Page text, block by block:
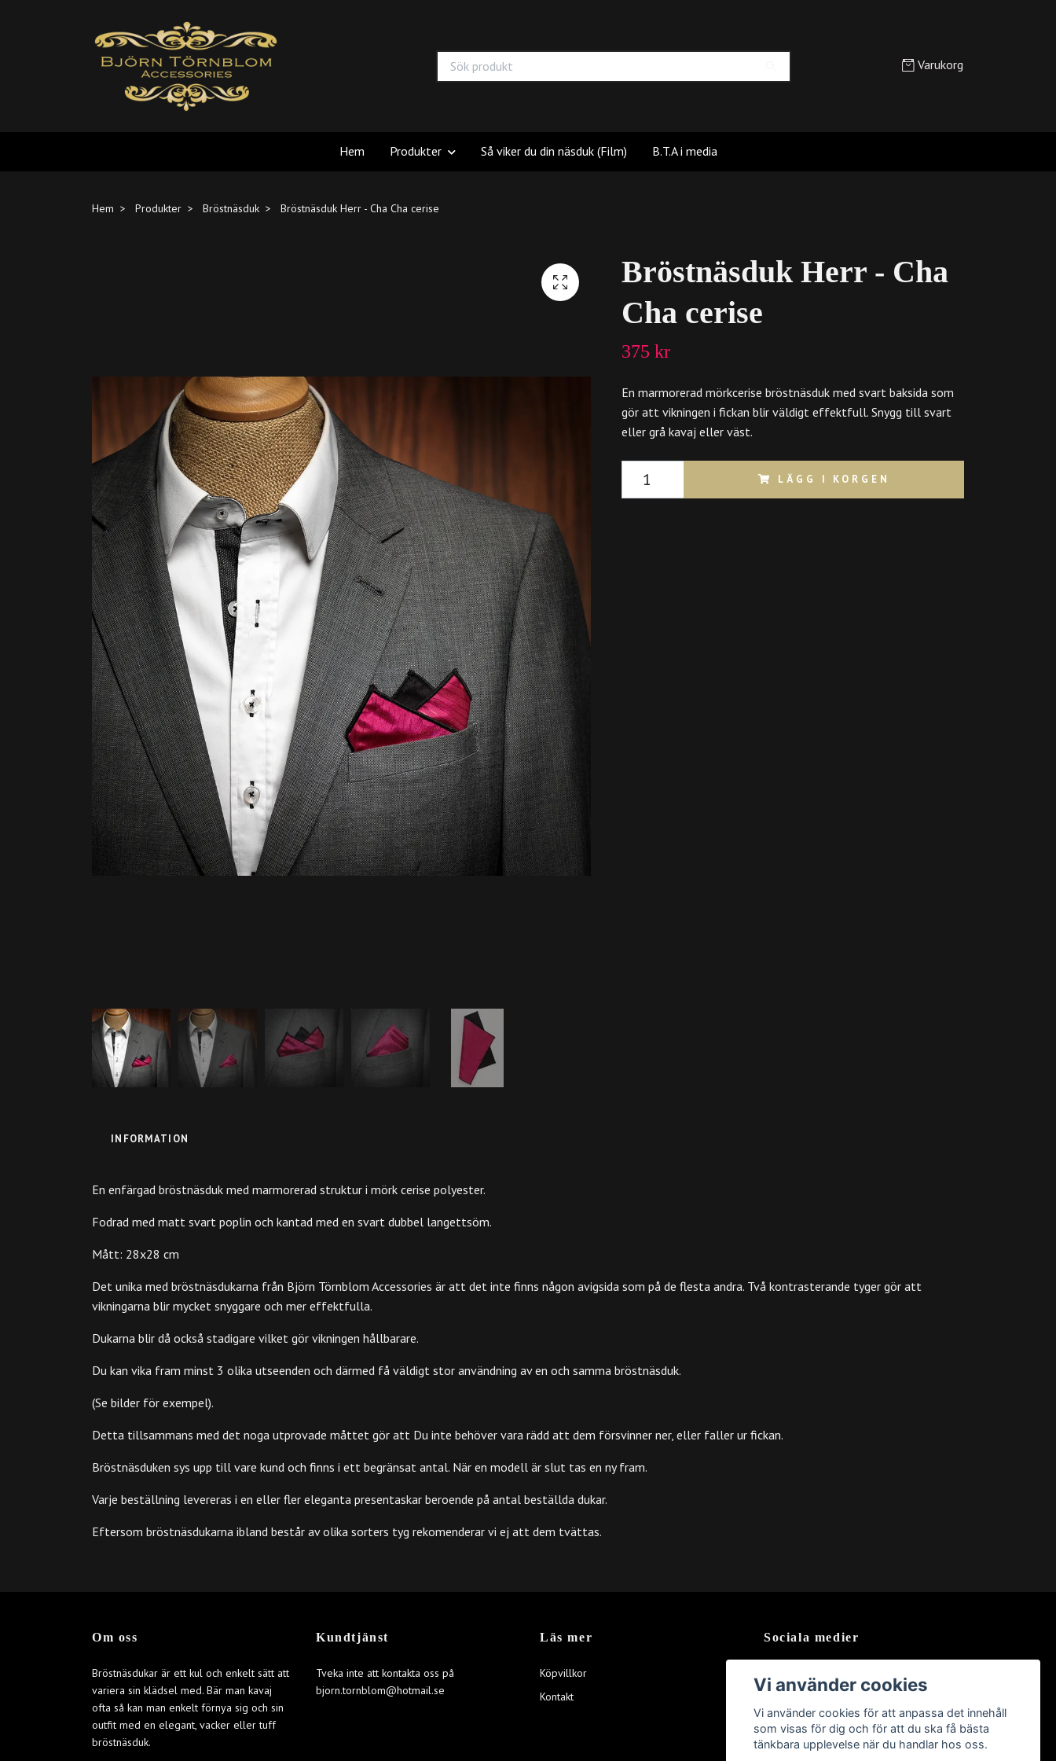
Varukorg
Hem Produkter Så viker du din näsduk (Film) B.T.A i media
Hem Produkter Bröstnäsduk Bröstnäsduk Herr - Cha Cha cerise
Bröstnäsduk Herr - Cha
Cha cerise
375 kr
En marmorerad mörkcerise bröstnäsduk med svart baksida som
gör att vikningen i fickan blir väldigt effektfull. Snygg till svart
eller grå kavaj eller väst.
LÄGG I KORGEN
INFORMATION
En enfärgad bröstnäsduk med marmorerad struktur i mörk cerise polyester.
Fodrad med matt svart poplin och kantad med en svart dubbel langettsöm.
Mått: 28x28 cm
Det unika med bröstnäsdukarna från Björn Törnblom Accessories är att det inte finns någon avigsida som på de flesta andra. Två kontrasterande tyger gör att
vikningarna blir mycket snyggare och mer effektfulla.
Dukarna blir då också stadigare vilket gör vikningen hållbarare.
Du kan vika fram minst 3 olika utseenden och därmed få väldigt stor användning av en och samma bröstnäsduk.
(Se bilder för exempel).
Detta tillsammans med det noga utprovade måttet gör att Du inte behöver vara rädd att dem försvinner ner, eller faller ur fickan.
Bröstnäsduken sys upp till vare kund och finns i ett begränsat antal. När en modell är slut tas en ny fram.
Varje beställning levereras i en eller fler eleganta presentaskar beroende på antal beställda dukar.
Eftersom bröstnäsdukarna ibland består av olika sorters tyg rekomenderar vi ej att dem tvättas.
Om oss
Bröstnäsdukar är ett kul och enkelt sätt att
variera sin klädsel med. Bär man kavaj
ofta så kan man enkelt förnya sig och sin
outfit med en elegant, vacker eller tuff
bröstnäsduk.
Kundtjänst
Tveka inte att kontakta oss på
bjorn.tornblom@hotmail.se
Läs mer
Köpvillkor
Kontakt
Sociala medier
Vi använder cookies
Vi använder cookies för att anpassa det innehåll
som visas för dig och för att du ska få bästa
tänkbara upplevelse när du handlar hos oss.